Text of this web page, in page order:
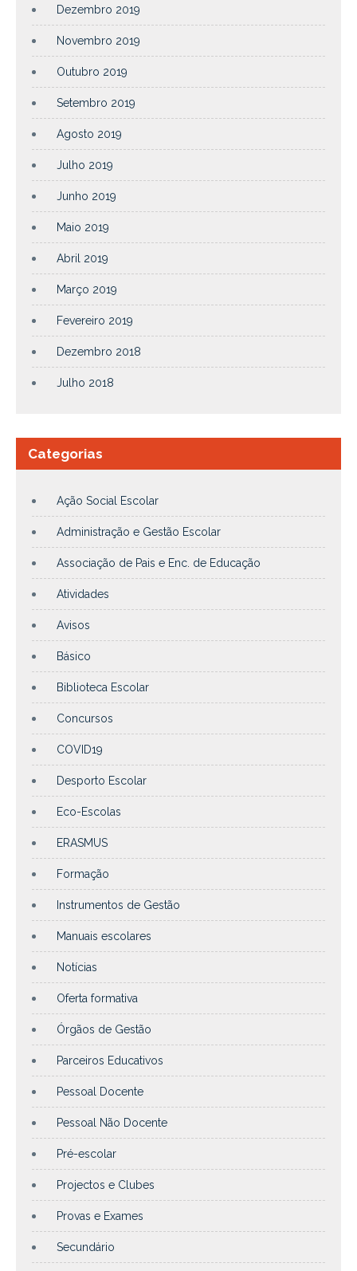
Dezembro 2019
Novembro 2019
Outubro 2019
Setembro 2019
Agosto 2019
Julho 2019
Junho 2019
Maio 2019
Abril 2019
Março 2019
Fevereiro 2019
Dezembro 2018
Julho 2018
Categorias
Ação Social Escolar
Administração e Gestão Escolar
Associação de Pais e Enc. de Educação
Atividades
Avisos
Básico
Biblioteca Escolar
Concursos
COVID19
Desporto Escolar
Eco-Escolas
ERASMUS
Formação
Instrumentos de Gestão
Manuais escolares
Notícias
Oferta formativa
Órgãos de Gestão
Parceiros Educativos
Pessoal Docente
Pessoal Não Docente
Pré-escolar
Projectos e Clubes
Provas e Exames
Secundário